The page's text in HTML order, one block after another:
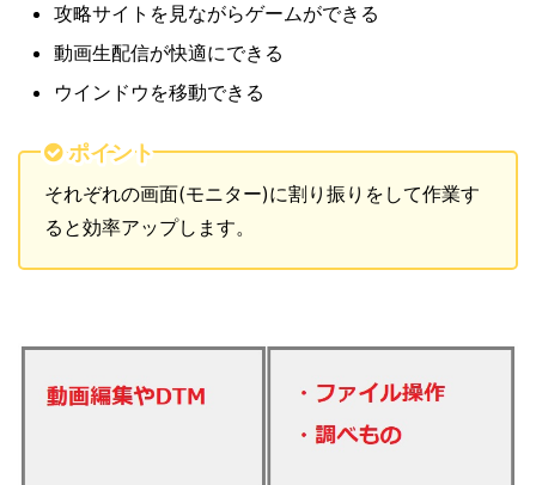
攻略サイトを見ながらゲームができる
動画生配信が快適にできる
ウインドウを移動できる
ポイント
それぞれの画面(モニター)に割り振りをして作業す
ると効率アップします。